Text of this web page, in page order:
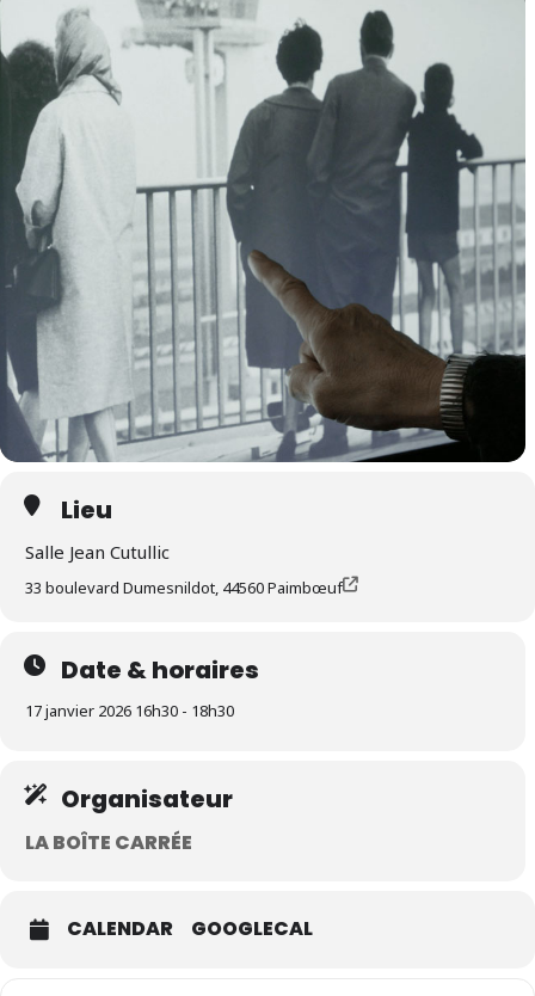
Lieu
Salle Jean Cutullic
33 boulevard Dumesnildot, 44560 Paimbœuf
Date & horaires
17 janvier 2026 16h30 - 18h30
Organisateur
LA BOÎTE CARRÉE
CALENDAR GOOGLECAL